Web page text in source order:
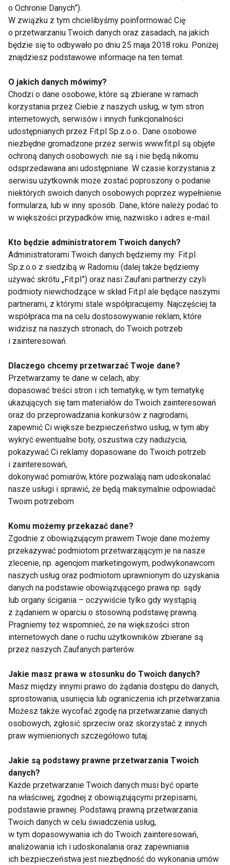
odnowę naskórka.
Kora dębu – działa ściągająco, przeciwzapalnie,
przeciwbakteryjnie, przeciwkrwotocznie.
Kwiat krwawnika – działa przeciwzapalnie,
przyspiesza gojenie się ran.
Liść szałwii – działa odkażająco i hamuje rozwój
drobnoustrojów.
Ziele skrzypu polnego – zawiera związki krzemu,
które są czynnikiem utrzymującym elastyczność
i odporność naskórka, tkanki łącznej, błon
śluzowych.
Mentol - działa chłodząco i znieczulająco.
Benzokaina – działa znieczulająco, łagodzi świąd po
ukąszeniu owada.
www.fit.pl
KOMARY KOMAR ZDROWIE
Komary
Olejki na kleszcze i
komary
kleszcze - jak
skutecznie je
odstraszyć?
Komary – jak z nimi
walczyć
Sposoby na komary -
jakie olejki na
odstraszenie?
Pokaż więcej
Komar
Komary znów szaleją!
Nietoperze kontra
komary
o Ochronie Danych”).
W związku z tym chcielibyśmy poinformować Cię
o przetwarzaniu Twoich danych oraz zasadach, na jakich
będzie się to odbywało po dniu 25 maja 2018 roku. Poniżej
znajdziesz podstawowe informacje na ten temat.
O jakich danych mówimy?
Chodzi o dane osobowe, które są zbierane w ramach
korzystania przez Ciebie z naszych usług, w tym stron
internetowych, serwisów i innych funkcjonalności
udostępnianych przez Fit.pl Sp.z.o.o.. Dane osobowe
niezbędne gromadzone przez serwis www.fit.pl są objęte
ochroną danych osobowych: nie są i nie będą nikomu
odsprzedawana ani udostępniane. W czasie korzystania z
serwisu użytkownik może zostać poproszony o podanie
niektórych swoich danych osobowych poprzez wypełnienie
formularza, lub w inny sposób. Dane, które należy podać to
w większości przypadków imię, nazwisko i adres e-mail.
Kto będzie administratorem Twoich danych?
Administratorami Twoich danych będziemy my: Fit.pl
Sp.z.o.o z siedzibą w Radomiu (dalej także będziemy
używać skrótu „Fit.pl”) oraz nasi Zaufani partnerzy czyli
podmioty niewchodzące w skład Fit.pl ale będące naszymi
partnerami, z którymi stale współpracujemy. Najczęściej ta
współpraca ma na celu dostosowywanie reklam, które
widzisz na naszych stronach, do Twoich potrzeb
i zainteresowań.
Dlaczego chcemy przetwarzać Twoje dane?
Przetwarzamy te dane w celach, aby:
dopasować treści stron i ich tematykę, w tym tematykę
ukazujących się tam materiałów do Twoich zainteresowań
oraz do przeprowadzania konkursów z nagrodami,
zapewnić Ci większe bezpieczeństwo usług, w tym aby
wykryć ewentualne boty, oszustwa czy nadużycia,
pokazywać Ci reklamy dopasowane do Twoich potrzeb
i zainteresowań,
dokonywać pomiarów, które pozwalają nam udoskonalać
nasze usługi i sprawić, że będą maksymalnie odpowiadać
Twoim potrzebom
Komu możemy przekazać dane?
Zgodnie z obowiązującym prawem Twoje dane możemy
przekazywać podmiotom przetwarzającym je na nasze
zlecenie, np. agencjom marketingowym, podwykonawcom
naszych usług oraz podmiotom uprawnionym do uzyskania
danych na podstawie obowiązującego prawa np. sądy
lub organy ścigania – oczywiście tylko gdy wystąpią
z żądaniem w oparciu o stosowną podstawę prawną.
Pragniemy też wspomnieć, że na większości stron
internetowych dane o ruchu użytkowników zbierane są
przez naszych Zaufanych parterów.
Jakie masz prawa w stosunku do Twoich danych?
Masz między innymi prawo do żądania dostępu do danych,
sprostowania, usunięcia lub ograniczenia ich przetwarzania.
Możesz także wycofać zgodę na przetwarzanie danych
osobowych, zgłosić sprzeciw oraz skorzystać z innych
praw wymienionych szczegółowo tutaj.
Jakie są podstawy prawne przetwarzania Twoich
danych?
Każde przetwarzanie Twoich danych musi być oparte
na właściwej, zgodnej z obowiązującymi przepisami,
podstawie prawnej. Podstawą prawną przetwarzania
Twoich danych w celu świadczenia usług,
w tym dopasowywania ich do Twoich zainteresowań,
analizowania ich i udoskonalania oraz zapewniania
ich bezpieczeństwa jest niezbędność do wykonania umów